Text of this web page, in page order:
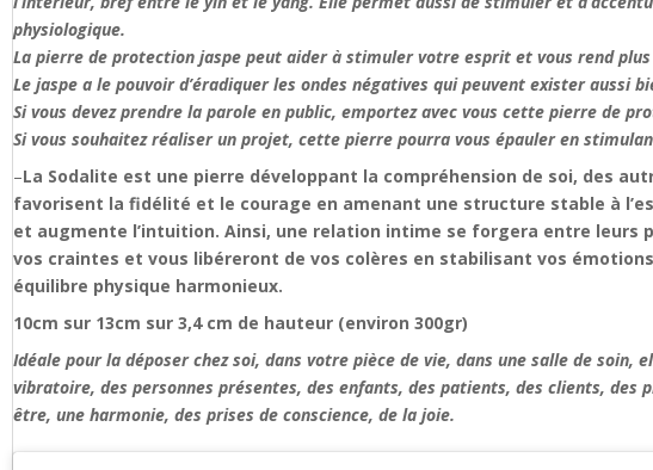
physiologique.
La pierre de protection jaspe peut aider à stimuler votre esprit et vous rend plus
Le jaspe a le pouvoir d’éradiquer les ondes négatives qui peuvent exister aussi
Si vous devez prendre la parole en public, emportez avec vous cette pierre de
Si vous souhaitez réaliser un projet, cette pierre pourra vous épauler en
–La Sodalite est une pierre développant la compréhension de soi, des
favorisent la fidélité et le courage en amenant une structure stable à
et augmente l’intuition. Ainsi, une relation intime se forgera entre leurs
vos craintes et vous libéreront de vos colères en stabilisant vos
équilibre physique harmonieux.
10cm sur 13cm sur 3,4 cm de hauteur (environ 300gr)
Idéale pour la déposer chez soi, dans votre pièce de vie, dans une salle de
vibratoire, des personnes présentes, des enfants, des patients, des clients,
être, une harmonie, des prises de conscience, de la joie.